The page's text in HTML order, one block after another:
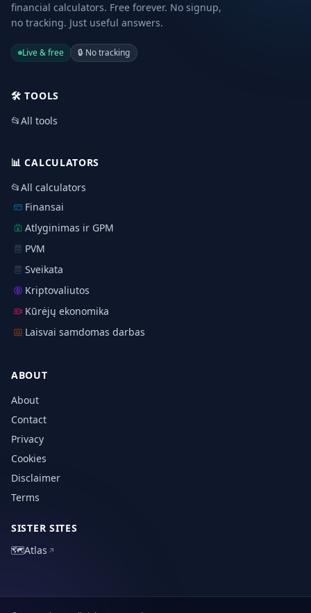
financial calculators. Free forever. No signup,
no tracking. Just useful answers.
Live & free 🔒 No tracking
🛠️TOOLS
📂All tools
📊CALCULATORS
📂All calculators
Finansai
Atlyginimas ir GPM
PVM
Sveikata
Kriptovaliutos
Kūrėjų ekonomika
Laisvai samdomas darbas
ABOUT
About
Contact
Privacy
Cookies
Disclaimer
Terms
SISTER SITES
🗺️Atlas